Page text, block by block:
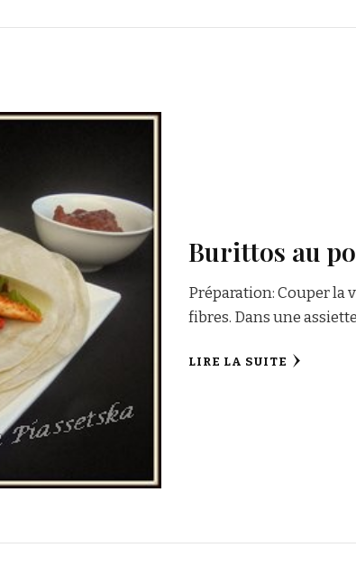
Burittos au
Préparation: Couper la
fibres. Dans une
LIRE LA SUITE